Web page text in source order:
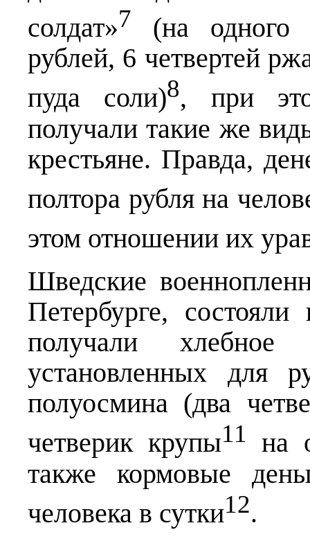
солдат»7 (на одного
рублей, 6 четвертей
пуда соли)8, при
получали такие же
крестьяне. Правда,
полтора рубля на
этом отношении их
Шведские
Петербурге,
получали
установленных для
полуосмина (два
четверик крупы11 на
также кормовые
человека в сутки12.